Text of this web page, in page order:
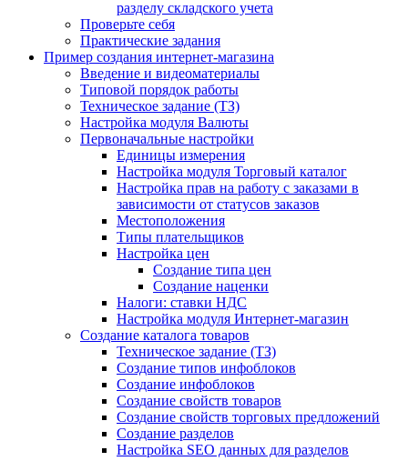
разделу складского учета
Проверьте себя
Практические задания
Пример создания интернет-магазина
Введение и видеоматериалы
Типовой порядок работы
Техническое задание (ТЗ)
Настройка модуля Валюты
Первоначальные настройки
Единицы измерения
Настройка модуля Торговый каталог
Настройка прав на работу с заказами в
зависимости от статусов заказов
Местоположения
Типы плательщиков
Настройка цен
Создание типа цен
Создание наценки
Налоги: ставки НДС
Настройка модуля Интернет-магазин
Создание каталога товаров
Техническое задание (ТЗ)
Создание типов инфоблоков
Создание инфоблоков
Создание свойств товаров
Создание свойств торговых предложений
Создание разделов
Настройка SEO данных для разделов